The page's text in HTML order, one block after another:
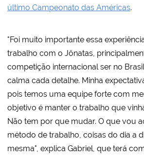
último Campeonato das Américas.
"Foi muito importante essa
trabalho com o Jônatas,
competição internacional ser no
calma cada detalhe. Minha
pois temos uma equipe forte com
objetivo é manter o trabalho que
Não tem por que mudar. O que vou
método de trabalho, coisas do dia a
mesma", explica Gabriel, que terá